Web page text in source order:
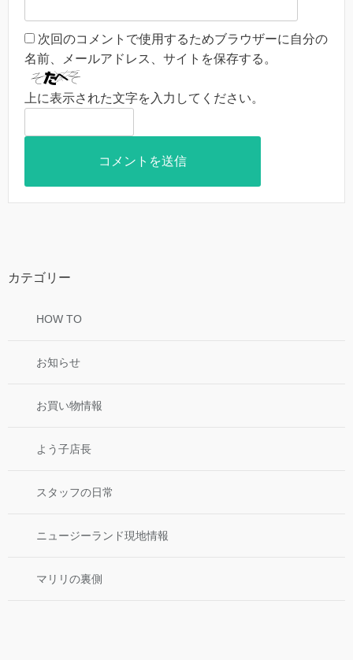
次回のコメントで使用するためブラウザーに自分の
名前、メールアドレス、サイトを保存する。
上に表示された文字を入力してください。
カテゴリー
HOW TO
お知らせ
お買い物情報
よう子店長
スタッフの日常
ニュージーランド現地情報
マリリの裏側